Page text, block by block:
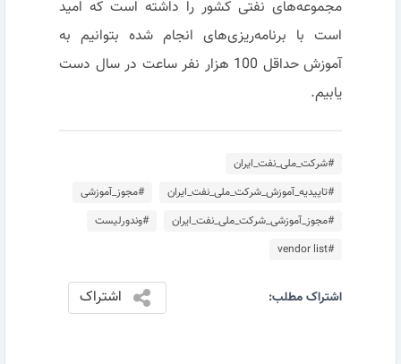
مجموعه‌های نفتی کشور را داشته است که امید
است با برنامه‌ریزی‌های انجام شده بتوانیم به
آموزش حداقل 100 هزار نفر ساعت در سال دست
یابیم.
#شرکت_ملی_نفت_ایران
#تاییدیه_آموزش_شرکت_ملی_نفت_ایران
#مجوز_آموزشی
#مجوز_آموزشی_شرکت_ملی_نفت_ایران
#وندورلیست
#vendor list
اشتراک مطلب: اشتراک